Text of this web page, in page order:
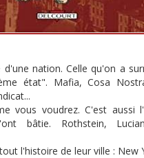
d'une nation. Celle qu'on a
état". Mafia, Cosa
vous voudrez. C'est aussi
bâtie. Rothstein,
l'histoire de leur ville : New